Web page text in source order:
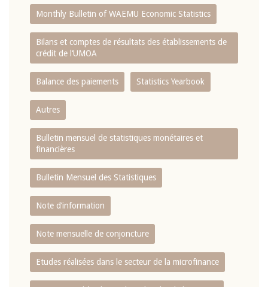
Monthly Bulletin of WAEMU Economic Statistics
Bilans et comptes de résultats des établissements de
crédit de l‘UMOA
Balance des paiements Statistics Yearbook
Autres
Bulletin mensuel de statistiques monétaires et
financières
Bulletin Mensuel des Statistiques
Note d’information
Note mensuelle de conjoncture
Etudes réalisées dans le secteur de la microfinance